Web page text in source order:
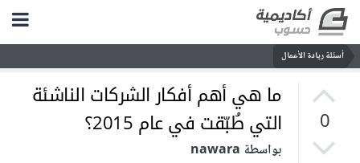
أسئلة ريادة الأعمال
0
ما هي أهم أفكار الشركات الناشئة
التي طُبّقت في عام 2015؟
بواسطة nawara